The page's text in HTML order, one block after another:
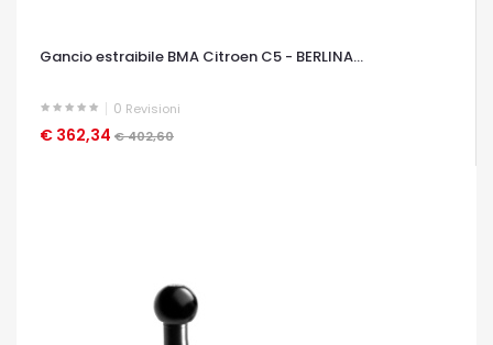
Gancio estraibile BMA Citroen C5 - BERLINA...
0 Revisioni
€ 362,34 € 402,60
OCCHIATA VELOCE